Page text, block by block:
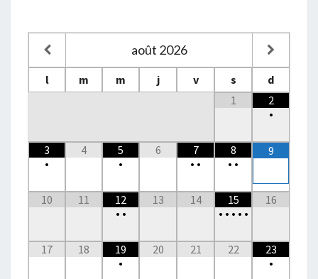
août 2026
l m m j v s
d
1
2
•
3
•
4
5
•
6
7
• •
8
• •
9
10 11
12
• •
13 14
15
• • • • •
16
17 18
19
•
20 21 22
23
•